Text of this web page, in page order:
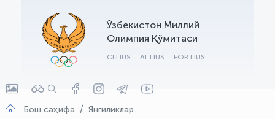
Ўзбекистон Миллий
Олимпия Қўмитаси
CITIUS ALTIUS FORTIUS
Бош саҳифа Янгиликлар
OLYMPCHIK AI - yordamchi
Онлайн · olympic.uz